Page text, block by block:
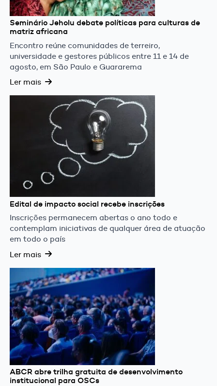
Seminário Jeholu debate políticas para culturas de
matriz africana
Encontro reúne comunidades de terreiro,
universidade e gestores públicos entre 11 e 14 de
agosto, em São Paulo e Guararema
Ler mais
Edital de impacto social recebe inscrições
Inscrições permanecem abertas o ano todo e
contemplam iniciativas de qualquer área de atuação
em todo o país
Ler mais
ABCR abre trilha gratuita de desenvolvimento
institucional para OSCs